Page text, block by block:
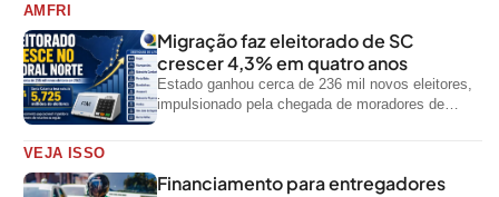
AMFRI
Migração faz eleitorado de SC
crescer 4,3% em quatro anos
Estado ganhou cerca de 236 mil novos eleitores,
impulsionado pela chegada de moradores de
VEJA ISSO
Financiamento para entregadores